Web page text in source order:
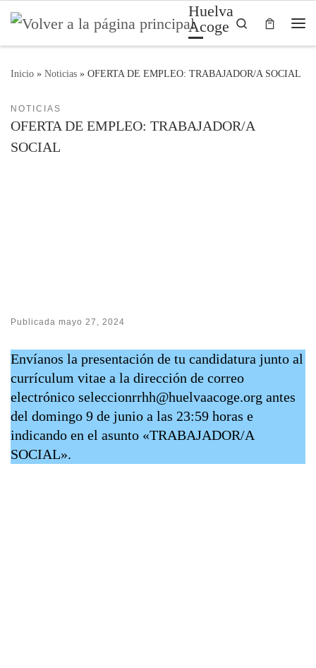
Saltar al contenido
Huelva
Acoge
Search
Inicio » Noticias » OFERTA DE EMPLEO: TRABAJADOR/A SOCIAL
NOTICIAS
OFERTA DE EMPLEO: TRABAJADOR/A
SOCIAL
Publicada mayo 27, 2024
Envíanos la presentación de tu candidatura junto al
currículum vitae a la dirección de correo
electrónico seleccionrrhh@huelvaacoge.org antes
del domingo 9 de junio a las 23:59 horas e
indicando en el asunto «TRABAJADOR/A
SOCIAL».